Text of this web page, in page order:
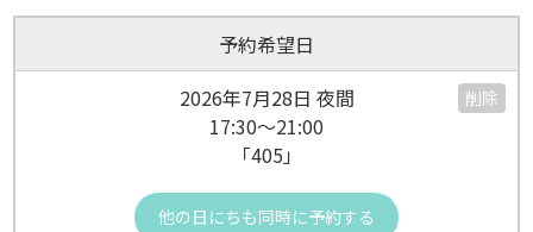
予約希望日
2026年7月28日 夜間
17:30～21:00
「405」
削除
他の日にちも同時に予約する